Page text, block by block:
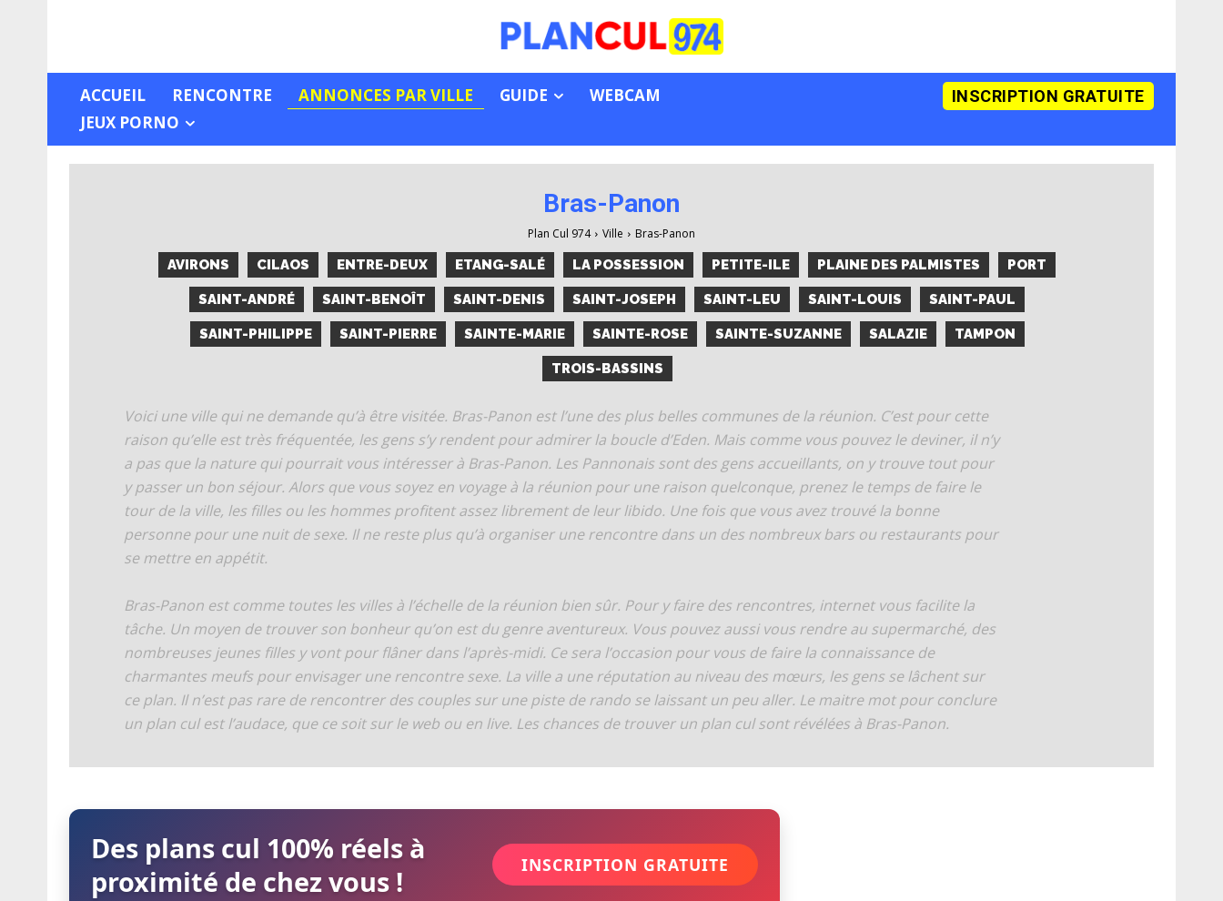
ACCUEIL RENCONTRE ANNONCES PAR VILLE GUIDE
WEBCAM
JEUX PORNO
INSCRIPTION GRATUITE
Bras-Panon
Plan Cul 974 Ville Bras-Panon
AVIRONS CILAOS ENTRE-DEUX ETANG-SALÉ LA POSSESSION PETITE-ILE PLAINE DES PALMISTES PORT
SAINT-ANDRÉ SAINT-BENOÎT SAINT-DENIS SAINT-JOSEPH SAINT-LEU SAINT-LOUIS SAINT-PAUL
SAINT-PHILIPPE SAINT-PIERRE SAINTE-MARIE SAINTE-ROSE SAINTE-SUZANNE SALAZIE TAMPON
TROIS-BASSINS
Voici une ville qui ne demande qu’à être visitée. Bras-Panon est l’une des plus belles communes de la réunion. C’est pour cette
raison qu’elle est très fréquentée, les gens s’y rendent pour admirer la boucle d’Eden. Mais comme vous pouvez le deviner, il n’y
a pas que la nature qui pourrait vous intéresser à Bras-Panon. Les Pannonais sont des gens accueillants, on y trouve tout pour
y passer un bon séjour. Alors que vous soyez en voyage à la réunion pour une raison quelconque, prenez le temps de faire le
tour de la ville, les filles ou les hommes profitent assez librement de leur libido. Une fois que vous avez trouvé la bonne
personne pour une nuit de sexe. Il ne reste plus qu’à organiser une rencontre dans un des nombreux bars ou restaurants pour
se mettre en appétit.
Bras-Panon est comme toutes les villes à l’échelle de la réunion bien sûr. Pour y faire des rencontres, internet vous facilite la
tâche. Un moyen de trouver son bonheur qu’on est du genre aventureux. Vous pouvez aussi vous rendre au supermarché, des
nombreuses jeunes filles y vont pour flâner dans l’après-midi. Ce sera l’occasion pour vous de faire la connaissance de
charmantes meufs pour envisager une rencontre sexe. La ville a une réputation au niveau des mœurs, les gens se lâchent sur
ce plan. Il n’est pas rare de rencontrer des couples sur une piste de rando se laissant un peu aller. Le maitre mot pour conclure
un plan cul est l’audace, que ce soit sur le web ou en live. Les chances de trouver un plan cul sont révélées à Bras-Panon.
Des plans cul 100% réels à
proximité de chez vous !
INSCRIPTION GRATUITE